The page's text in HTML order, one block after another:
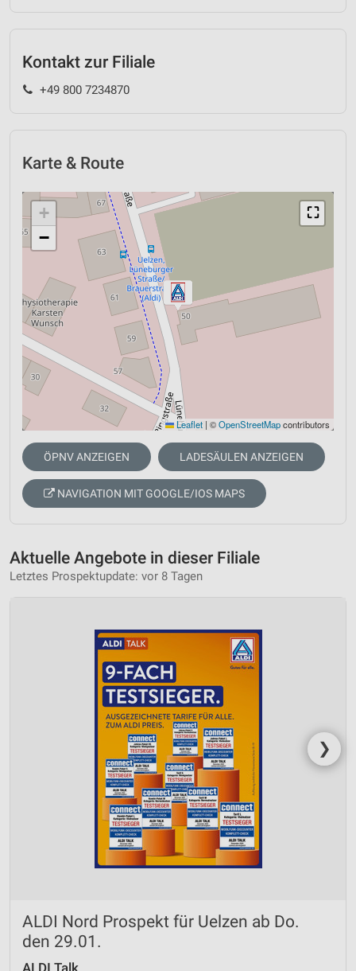
Kontakt zur Filiale
+49 800 7234870
Karte & Route
⛶
+
−
Leaflet | ©OpenStreetMapcontributors
ÖPNV ANZEIGEN LADESÄULEN ANZEIGEN
NAVIGATION MIT GOOGLE/IOS MAPS
Aktuelle Angebote in dieser Filiale
Letztes Prospektupdate: vor 8 Tagen
❯
ALDI Nord Prospekt für Uelzen ab Do.
den 29.01.